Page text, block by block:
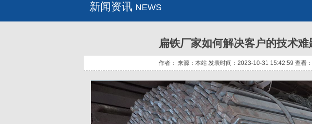
新闻资讯 NEWS
扁铁厂家如何解决客户的技术难
作者： 来源：本站 发表时间：2023-10-31 15:42:59 查看：